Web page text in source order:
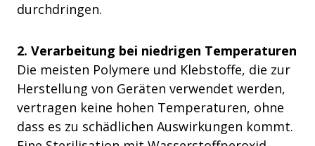
durchdringen.
2. Verarbeitung bei niedrigen Temperaturen
Die meisten Polymere und Klebstoffe, die zur
Herstellung von Geräten verwendet werden,
vertragen keine hohen Temperaturen, ohne
dass es zu schädlichen Auswirkungen kommt.